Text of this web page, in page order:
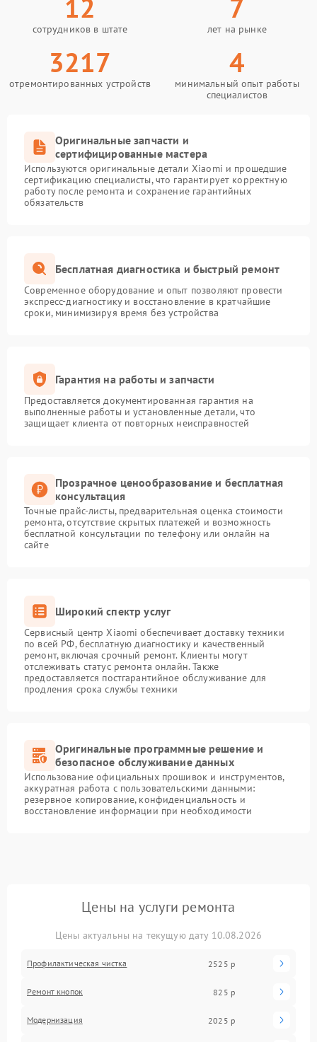
12
сотрудников в штате
7
лет на рынке
3217
отремонтированных устройств
4
минимальный опыт работы
специалистов
Оригинальные запчасти и
сертифицированные мастера
Используются оригинальные детали Xiaomi и прошедшие
сертификацию специалисты, что гарантирует корректную
работу после ремонта и сохранение гарантийных
обязательств
Бесплатная диагностика и быстрый ремонт
Современное оборудование и опыт позволяют провести
экспресс-диагностику и восстановление в кратчайшие
сроки, минимизируя время без устройства
Гарантия на работы и запчасти
Предоставляется документированная гарантия на
выполненные работы и установленные детали, что
защищает клиента от повторных неисправностей
Прозрачное ценообразование и бесплатная
консультация
Точные прайс-листы, предварительная оценка стоимости
ремонта, отсутствие скрытых платежей и возможность
бесплатной консультации по телефону или онлайн на
сайте
Широкий спектр услуг
Сервисный центр Xiaomi обеспечивает доставку техники
по всей РФ, бесплатную диагностику и качественный
ремонт, включая срочный ремонт. Клиенты могут
отслеживать статус ремонта онлайн. Также
предоставляется постгарантийное обслуживание для
продления срока службы техники
Оригинальные программные решение и
безопасное обслуживание данных
Использование официальных прошивок и инструментов,
аккуратная работа с пользовательскими данными:
резервное копирование, конфиденциальность и
восстановление информации при необходимости
Цены на услуги ремонта
Цены актуальны на текущую дату 10.08.2026
Профилактическая чистка 2525 р
Ремонт кнопок 825 р
Модернизация 2025 р